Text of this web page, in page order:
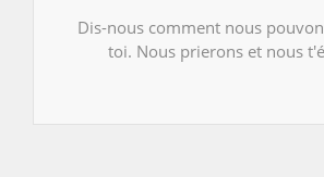
Dis-nous comment nous
toi. Nous prierons et nous